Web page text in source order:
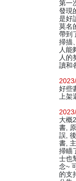
第一
發現
是好
莫名
帶到
掃描
人能
人的
讀和
好些
上
大概
書,
誤,
書,
掃瞄
士也
念~
的支